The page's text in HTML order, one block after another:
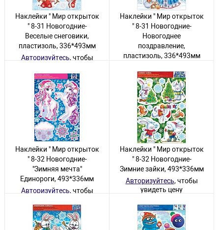
Наклейки " Мир открыток
" 8-31 Новогодние-
Веселые снеговики,
пластизоль, 336*493мм
Авторизуйтесь, чтобы
17 товаров
Наклейки " Мир открыток
" 8-31 Новогодние-
Новогоднее
поздравление,
пластизоль, 336*493мм
увидеть цену
42 товара
Наклейки " Мир открыток
" 8-32 Новогодние-
"Зимняя мечта"
Единороги, 493*336мм
Авторизуйтесь, чтобы
32 товара
Наклейки " Мир открыток
" 8-32 Новогодние-
Зимние зайки, 493*336мм
Авторизуйтесь, чтобы
увидеть цену
42 товара